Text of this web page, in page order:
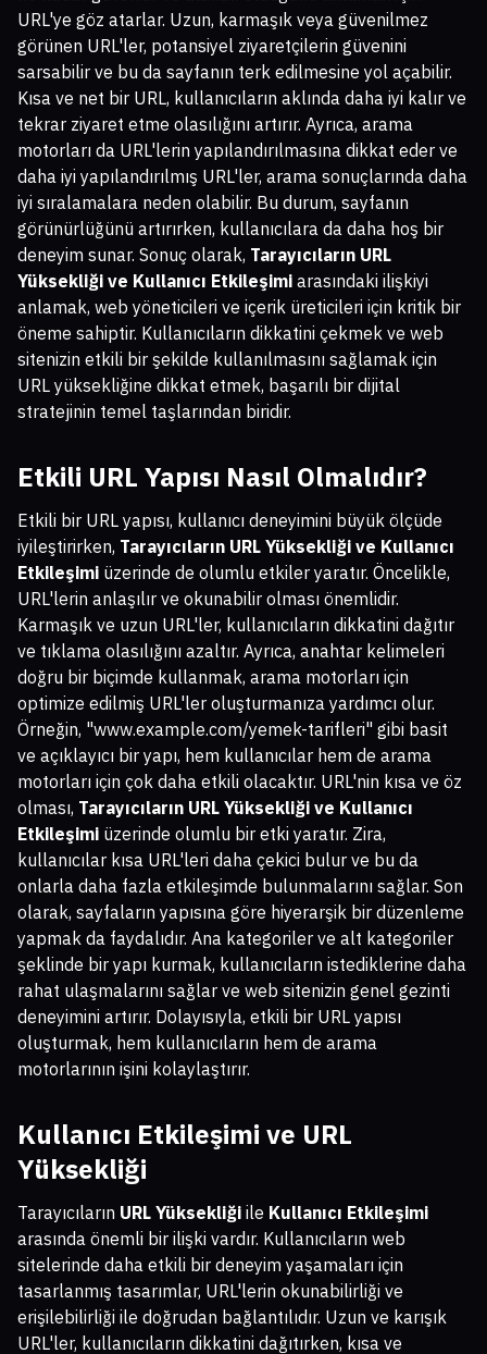
URL'ye göz atarlar. Uzun, karmaşık veya güvenilmez
görünen URL'ler, potansiyel ziyaretçilerin güvenini
sarsabilir ve bu da sayfanın terk edilmesine yol açabilir.
Kısa ve net bir URL, kullanıcıların aklında daha iyi kalır ve
tekrar ziyaret etme olasılığını artırır. Ayrıca, arama
motorları da URL'lerin yapılandırılmasına dikkat eder ve
daha iyi yapılandırılmış URL'ler, arama sonuçlarında daha
iyi sıralamalara neden olabilir. Bu durum, sayfanın
görünürlüğünü artırırken, kullanıcılara da daha hoş bir
deneyim sunar. Sonuç olarak, Tarayıcıların URL
Yüksekliği ve Kullanıcı Etkileşimi arasındaki ilişkiyi
anlamak, web yöneticileri ve içerik üreticileri için kritik bir
öneme sahiptir. Kullanıcıların dikkatini çekmek ve web
sitenizin etkili bir şekilde kullanılmasını sağlamak için
URL yüksekliğine dikkat etmek, başarılı bir dijital
stratejinin temel taşlarından biridir.
Etkili URL Yapısı Nasıl Olmalıdır?
Etkili bir URL yapısı, kullanıcı deneyimini büyük ölçüde
iyileştirirken, Tarayıcıların URL Yüksekliği ve Kullanıcı
Etkileşimi üzerinde de olumlu etkiler yaratır. Öncelikle,
URL'lerin anlaşılır ve okunabilir olması önemlidir.
Karmaşık ve uzun URL'ler, kullanıcıların dikkatini dağıtır
ve tıklama olasılığını azaltır. Ayrıca, anahtar kelimeleri
doğru bir biçimde kullanmak, arama motorları için
optimize edilmiş URL'ler oluşturmanıza yardımcı olur.
Örneğin, "www.example.com/yemek-tarifleri" gibi basit
ve açıklayıcı bir yapı, hem kullanıcılar hem de arama
motorları için çok daha etkili olacaktır. URL'nin kısa ve öz
olması, Tarayıcıların URL Yüksekliği ve Kullanıcı
Etkileşimi üzerinde olumlu bir etki yaratır. Zira,
kullanıcılar kısa URL'leri daha çekici bulur ve bu da
onlarla daha fazla etkileşimde bulunmalarını sağlar. Son
olarak, sayfaların yapısına göre hiyerarşik bir düzenleme
yapmak da faydalıdır. Ana kategoriler ve alt kategoriler
şeklinde bir yapı kurmak, kullanıcıların istediklerine daha
rahat ulaşmalarını sağlar ve web sitenizin genel gezinti
deneyimini artırır. Dolayısıyla, etkili bir URL yapısı
oluşturmak, hem kullanıcıların hem de arama
motorlarının işini kolaylaştırır.
Kullanıcı Etkileşimi ve URL
Yüksekliği
Tarayıcıların URL Yüksekliği ile Kullanıcı Etkileşimi
arasında önemli bir ilişki vardır. Kullanıcıların web
sitelerinde daha etkili bir deneyim yaşamaları için
tasarlanmış tasarımlar, URL'lerin okunabilirliği ve
erişilebilirliği ile doğrudan bağlantılıdır. Uzun ve karışık
URL'ler, kullanıcıların dikkatini dağıtırken, kısa ve